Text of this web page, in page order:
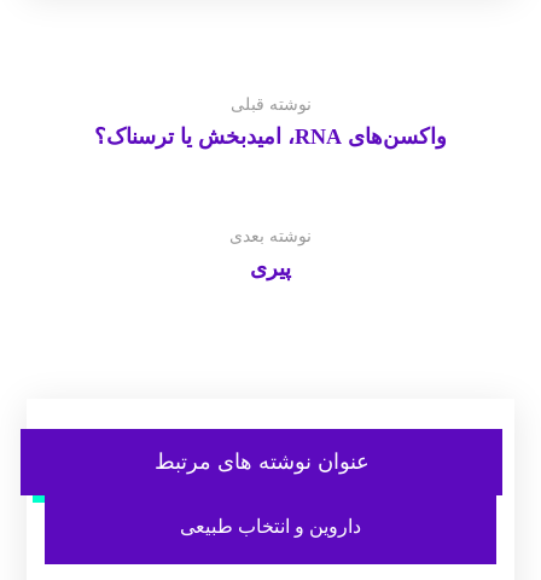
نوشته قبلی
واکسن‌های RNA، امیدبخش یا ترسناک؟
نوشته بعدی
پیری
عنوان ‫نوشته های مرتبط
داروین و انتخاب طبیعی